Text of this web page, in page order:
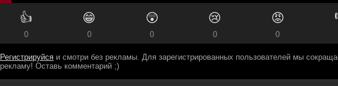
👍
0
😁
0
😲
0
😢
0
😡
0
Регистрируйся и смотри без рекламы. Для зарегистрированных пользователей мы
рекламу! Оставь комментарий ;)